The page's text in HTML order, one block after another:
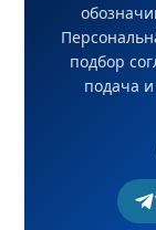
подбор
подача